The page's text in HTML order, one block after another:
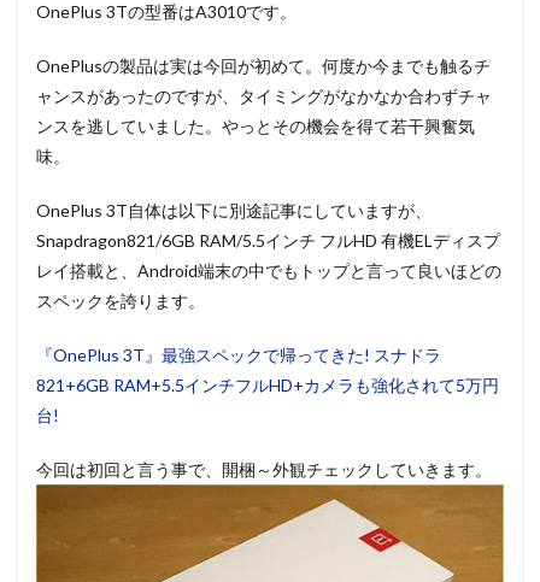
OnePlus 3Tの型番はA3010です。
OnePlusの製品は実は今回が初めて。何度か今までも触るチ
ャンスがあったのですが、タイミングがなかなか合わずチャ
ンスを逃していました。やっとその機会を得て若干興奮気
味。
OnePlus 3T自体は以下に別途記事にしていますが、
Snapdragon821/6GB RAM/5.5インチ フルHD 有機ELディスプ
レイ搭載と、Android端末の中でもトップと言って良いほどの
スペックを誇ります。
『OnePlus 3T』最強スペックで帰ってきた! スナドラ
821+6GB RAM+5.5インチフルHD+カメラも強化されて5万円
台!
今回は初回と言う事で、開梱～外観チェックしていきます。